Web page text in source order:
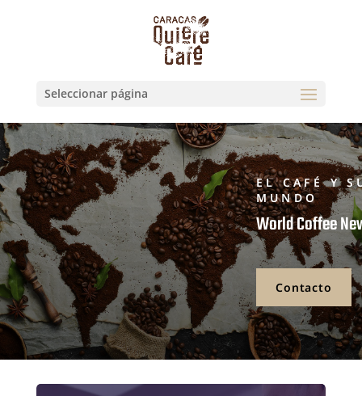
Seleccionar página
EL CAFÉ Y
MUNDO
World Coffee
Contacto